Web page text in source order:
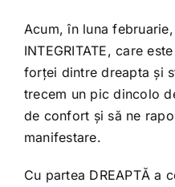
Acum, în luna
INTEGRITATE, care
forței dintre dreapta și
trecem un pic dincolo
de confort și să ne
manifestare.
Cu partea DREAPTĂ a